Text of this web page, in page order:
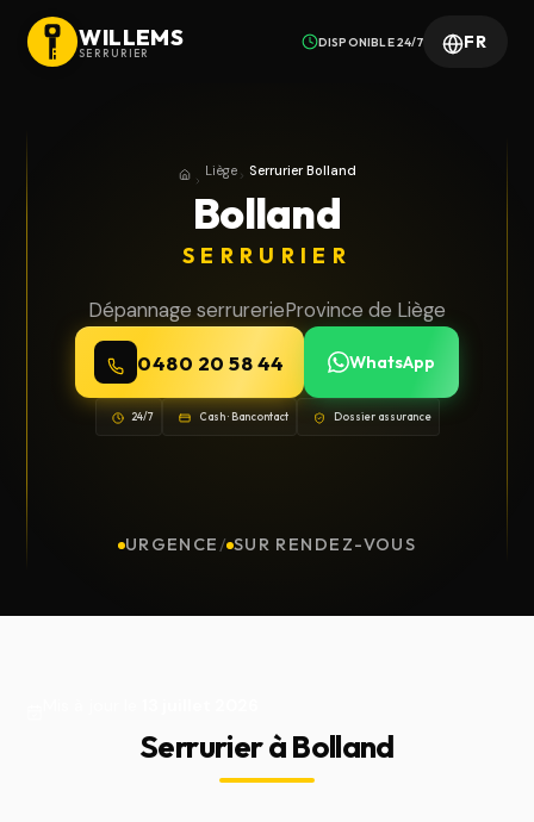
WILLEMS
SERRURIER
DISPONIBLE 24/7 FR
AccueilProvince de Liège
Liège Serrurier Bolland
Bolland
SERRURIER
Dépannage serrurerieProvince de Liège
0480 20 58 44 WhatsApp
24/7 Cash · Bancontact Dossier assurance
URGENCE / SUR RENDEZ-VOUS
Serrurier à Bolland